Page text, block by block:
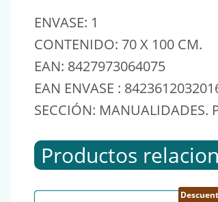
ENVASE: 1
CONTENIDO: 70 X 100 CM.
EAN: 8427973064075
EAN ENVASE :
SECCIÓN: MANUALIDADES.
Productos